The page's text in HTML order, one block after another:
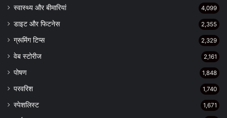
स्वास्थ्य और बीमारियां 4,099
डाइट और फिटनेस 2,355
ग्रूमिंग टिप्स 2,329
वेब स्टोरीज 2,161
पोषण 1,848
परवरिश 1,740
स्पेशलिस्ट 1,671